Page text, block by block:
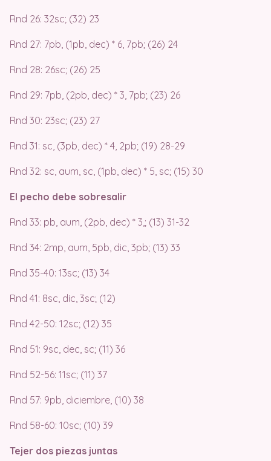
Rnd 26: 32sc; (32) 23
Rnd 27: 7pb, (1pb, dec) * 6, 7pb; (26) 24
Rnd 28: 26sc; (26) 25
Rnd 29: 7pb, (2pb, dec) * 3, 7pb; (23) 26
Rnd 30: 23sc; (23) 27
Rnd 31: sc, (3pb, dec) * 4, 2pb; (19) 28-29
Rnd 32: sc, aum, sc, (1pb, dec) * 5, sc; (15) 30
El pecho debe sobresalir
Rnd 33: pb, aum, (2pb, dec) * 3,; (13) 31-32
Rnd 34: 2mp, aum, 5pb, dic, 3pb; (13) 33
Rnd 35-40: 13sc; (13) 34
Rnd 41: 8sc, dic, 3sc; (12)
Rnd 42-50: 12sc; (12) 35
Rnd 51: 9sc, dec, sc; (11) 36
Rnd 52-56: 11sc; (11) 37
Rnd 57: 9pb, diciembre, (10) 38
Rnd 58-60: 10sc; (10) 39
Tejer dos piezas juntas